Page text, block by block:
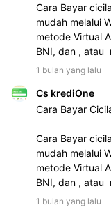
Cara Bayar
mudah melalui
metode Virtual
BNI, dan , atau
1 bulan yang lalu
Cs krediOne
Cara Bayar
Cara Bayar
mudah melalui
metode Virtual
BNI, dan , atau
1 bulan yang lalu